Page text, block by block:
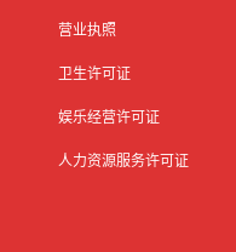
营业执照
卫生许可证
娱乐经营许可证
人力资源服务许可证